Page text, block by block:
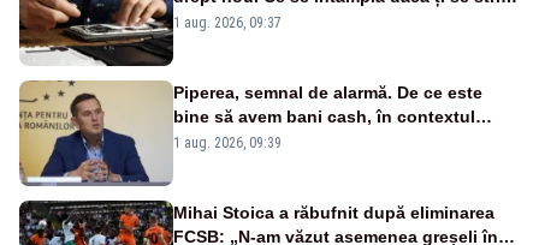
un produs
1 aug. 2026, 09:37
Piperea, semnal de alarmă. De ce este
bine să avem bani cash, în contextul
alertei energetice?
1 aug. 2026, 09:39
Mihai Stoica a răbufnit după eliminarea
FCSB: „N-am văzut asemenea greșeli în